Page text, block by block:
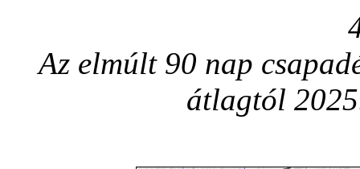
Az elmúlt 90 nap
átlagtól